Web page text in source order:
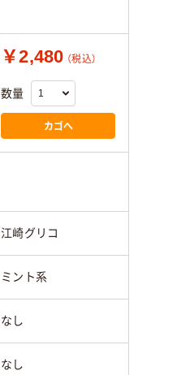
￥2,480 （税込）
数量
カゴへ
江崎グリコ
ミント系
なし
なし